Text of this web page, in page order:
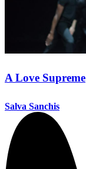
A Love Supreme
Salva Sanchis